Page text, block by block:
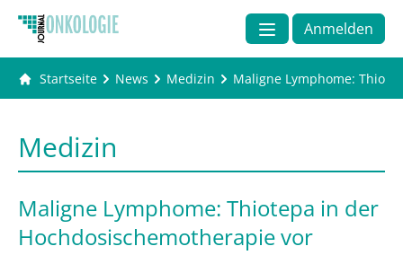
Anmelden
Startseite News Medizin Maligne Lymphome:
Medizin
Maligne Lymphome: Thiotepa in der
Hochdosischemotherapie vor